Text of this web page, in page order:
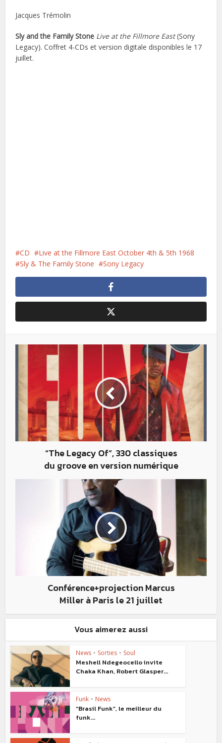
Jacques Trémolin
Sly and the Family Stone Live at the Fillmore East(Sony
Legacy). Coffret 4-CDs et version digitale disponibles le 17
juillet.
CD
Live at the Fillmore East October 4th & 5th 1968
Sly & The Family Stone
Sony Legacy
“The Legacy Of”, 330 classiques
du groove en version numérique
Conférence+projection Marcus
Miller à Paris le 21 juillet
Vous aimerez aussi
News • Sorties • Soul
Meshell Ndegeocello invite
Chaka Khan, Robert Glasper...
Funk • News
“Brasil Funk”, le meilleur du
funk...